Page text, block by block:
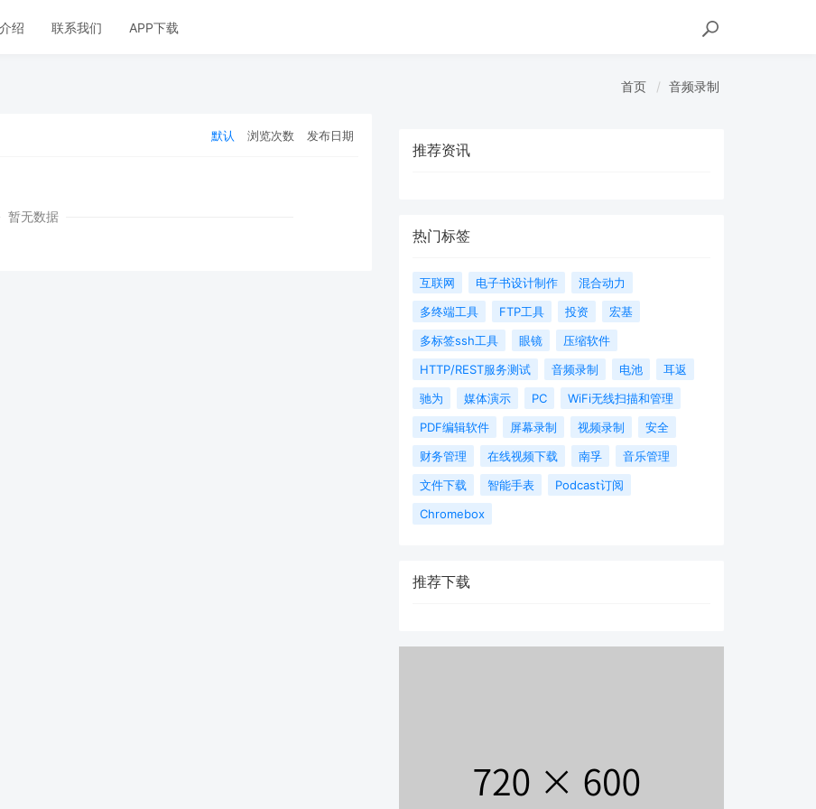
绍 联系我们 APP下载
首页 音频录制
默认 浏览次数 发布日期
暂无数据
推荐资讯
热门标签
互联网 电子书设计制作
混合动力
多终端工具
FTP工具 投资
宏基
多标签ssh工具
眼镜
压缩软件
HTTP/REST服务测试
音频录制 电池
耳返
驰为
媒体演示 PC
WiFi无线扫描和管理
PDF编辑软件
屏幕录制 视频录制
安全
财务管理
在线视频下载 南孚
音乐管理
文件下载
智能手表
Podcast订阅
Chromebox
推荐下载